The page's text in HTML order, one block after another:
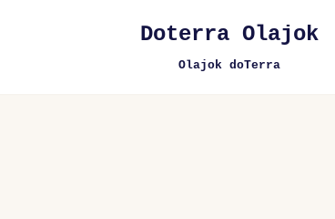
Doterra Olajok
Olajok doTerra